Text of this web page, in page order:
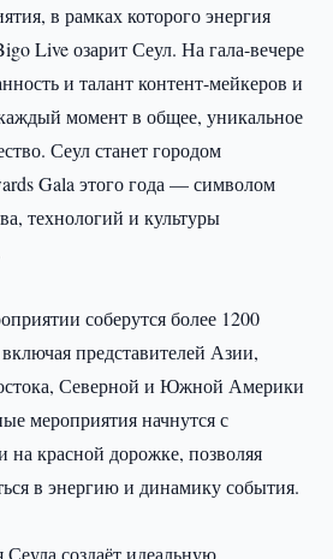
в рамках которого энергия
Live озарит Сеул. На гала-вечере
и талант контент-мейкеров и
момент в общее, уникальное
Сеул станет городом
Gala этого года — символом
технологий и культуры
соберутся более 1200
представителей Азии,
Северной и Южной Америки
мероприятия начнутся с
красной дорожке, позволяя
в энергию и динамику события.
создаёт идеальную